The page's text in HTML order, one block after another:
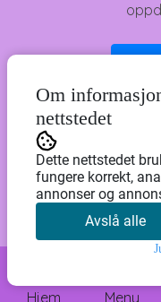
Hjem Meny
Om
nettstedet
Dette nettstedet
fungere korrekt,
annonser og
Avslå alle